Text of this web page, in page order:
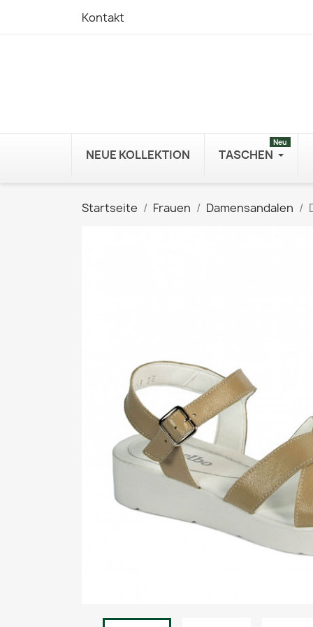
Kontakt
NEUE KOLLEKTION TASCHEN
Neu
Startseite Frauen Damensandalen